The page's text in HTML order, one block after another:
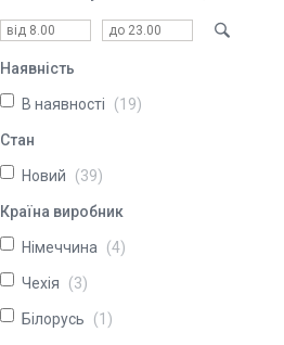
Наявність
В наявності 19
Стан
Новий 39
Країна виробник
Німеччина 4
Чехія 3
Білорусь 1